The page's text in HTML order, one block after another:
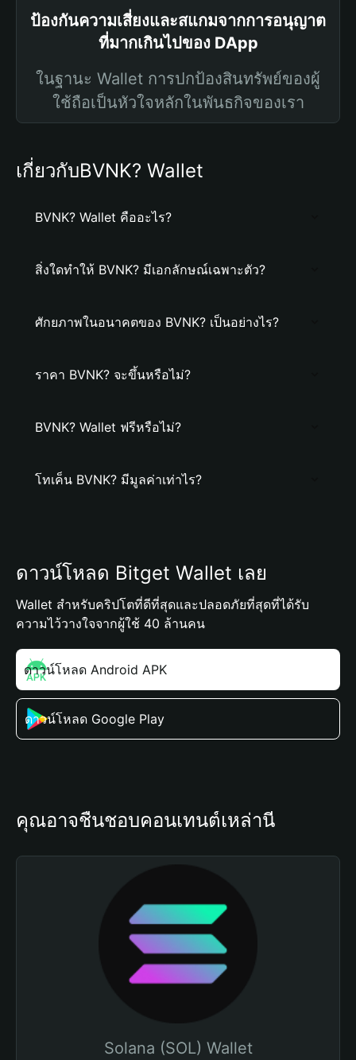
ป้องกันความเสี่ยงและสแกมจากการอนุญาต
ที่มากเกินไปของ DApp
ในฐานะ Wallet การปกป้องสินทรัพย์ของผู้
ใช้ถือเป็นหัวใจหลักในพันธกิจของเรา
เกี่ยวกับBVNK? Wallet
BVNK? Wallet คืออะไร?
สิ่งใดทำให้ BVNK? มีเอกลักษณ์เฉพาะตัว?
ศักยภาพในอนาคตของ BVNK? เป็นอย่างไร?
ราคา BVNK? จะขึ้นหรือไม่?
BVNK? Wallet ฟรีหรือไม่?
โทเค็น BVNK? มีมูลค่าเท่าไร?
ดาวน์โหลด Bitget Wallet เลย
Wallet สำหรับคริปโตที่ดีที่สุดและปลอดภัยที่สุดที่ได้รับ
ความไว้วางใจจากผู้ใช้ 40 ล้านคน
ดาวน์โหลด Android APK
ดาวน์โหลด Google Play
คุณอาจชื่นชอบคอนเทนต์เหล่านี้
Solana (SOL) Wallet